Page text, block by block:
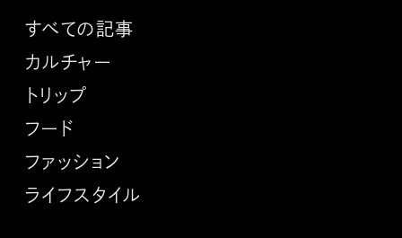
すべての記事
カルチャー
トリップ
フード
ファッション
ライフスタイル